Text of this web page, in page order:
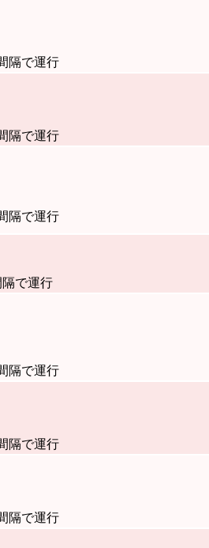
隔で運行
隔で運行
隔で運行
で運行
隔で運行
隔で運行
隔で運行